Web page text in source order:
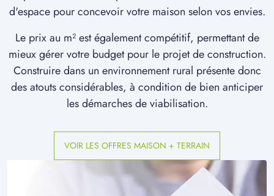
d'espace pour concevoir votre maison selon vos envies.
Le prix au m² est également compétitif, permettant de
mieux gérer votre budget pour le projet de construction.
Construire dans un environnement rural présente donc
des atouts considérables, à condition de bien anticiper
les démarches de viabilisation.
VOIR LES OFFRES MAISON + TERRAIN